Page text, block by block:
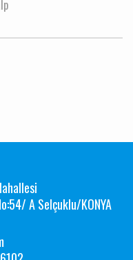
A Selçuklu/KONYA